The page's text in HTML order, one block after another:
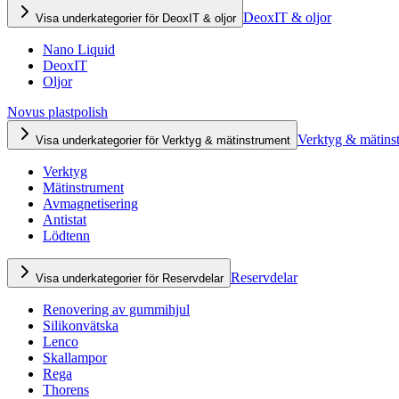
Visa underkategorier för DeoxIT & oljor DeoxIT & oljor
Nano Liquid
DeoxIT
Oljor
Novus plastpolish
Visa underkategorier för Verktyg & mätinstrument Verktyg &
Verktyg
Mätinstrument
Avmagnetisering
Antistat
Lödtenn
Visa underkategorier för Reservdelar Reservdelar
Renovering av gummihjul
Silikonvätska
Lenco
Skallampor
Rega
Thorens